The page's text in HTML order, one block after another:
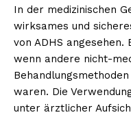
In der medizinischen
wirksames und
von ADHS
wenn andere nicht-
waren. Die
unter ärztlicher